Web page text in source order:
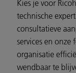
Kies je voor
technische
consultatieve
services en
organisatie
wendbaar te